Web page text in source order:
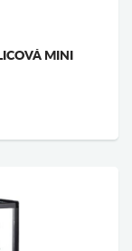
MINI